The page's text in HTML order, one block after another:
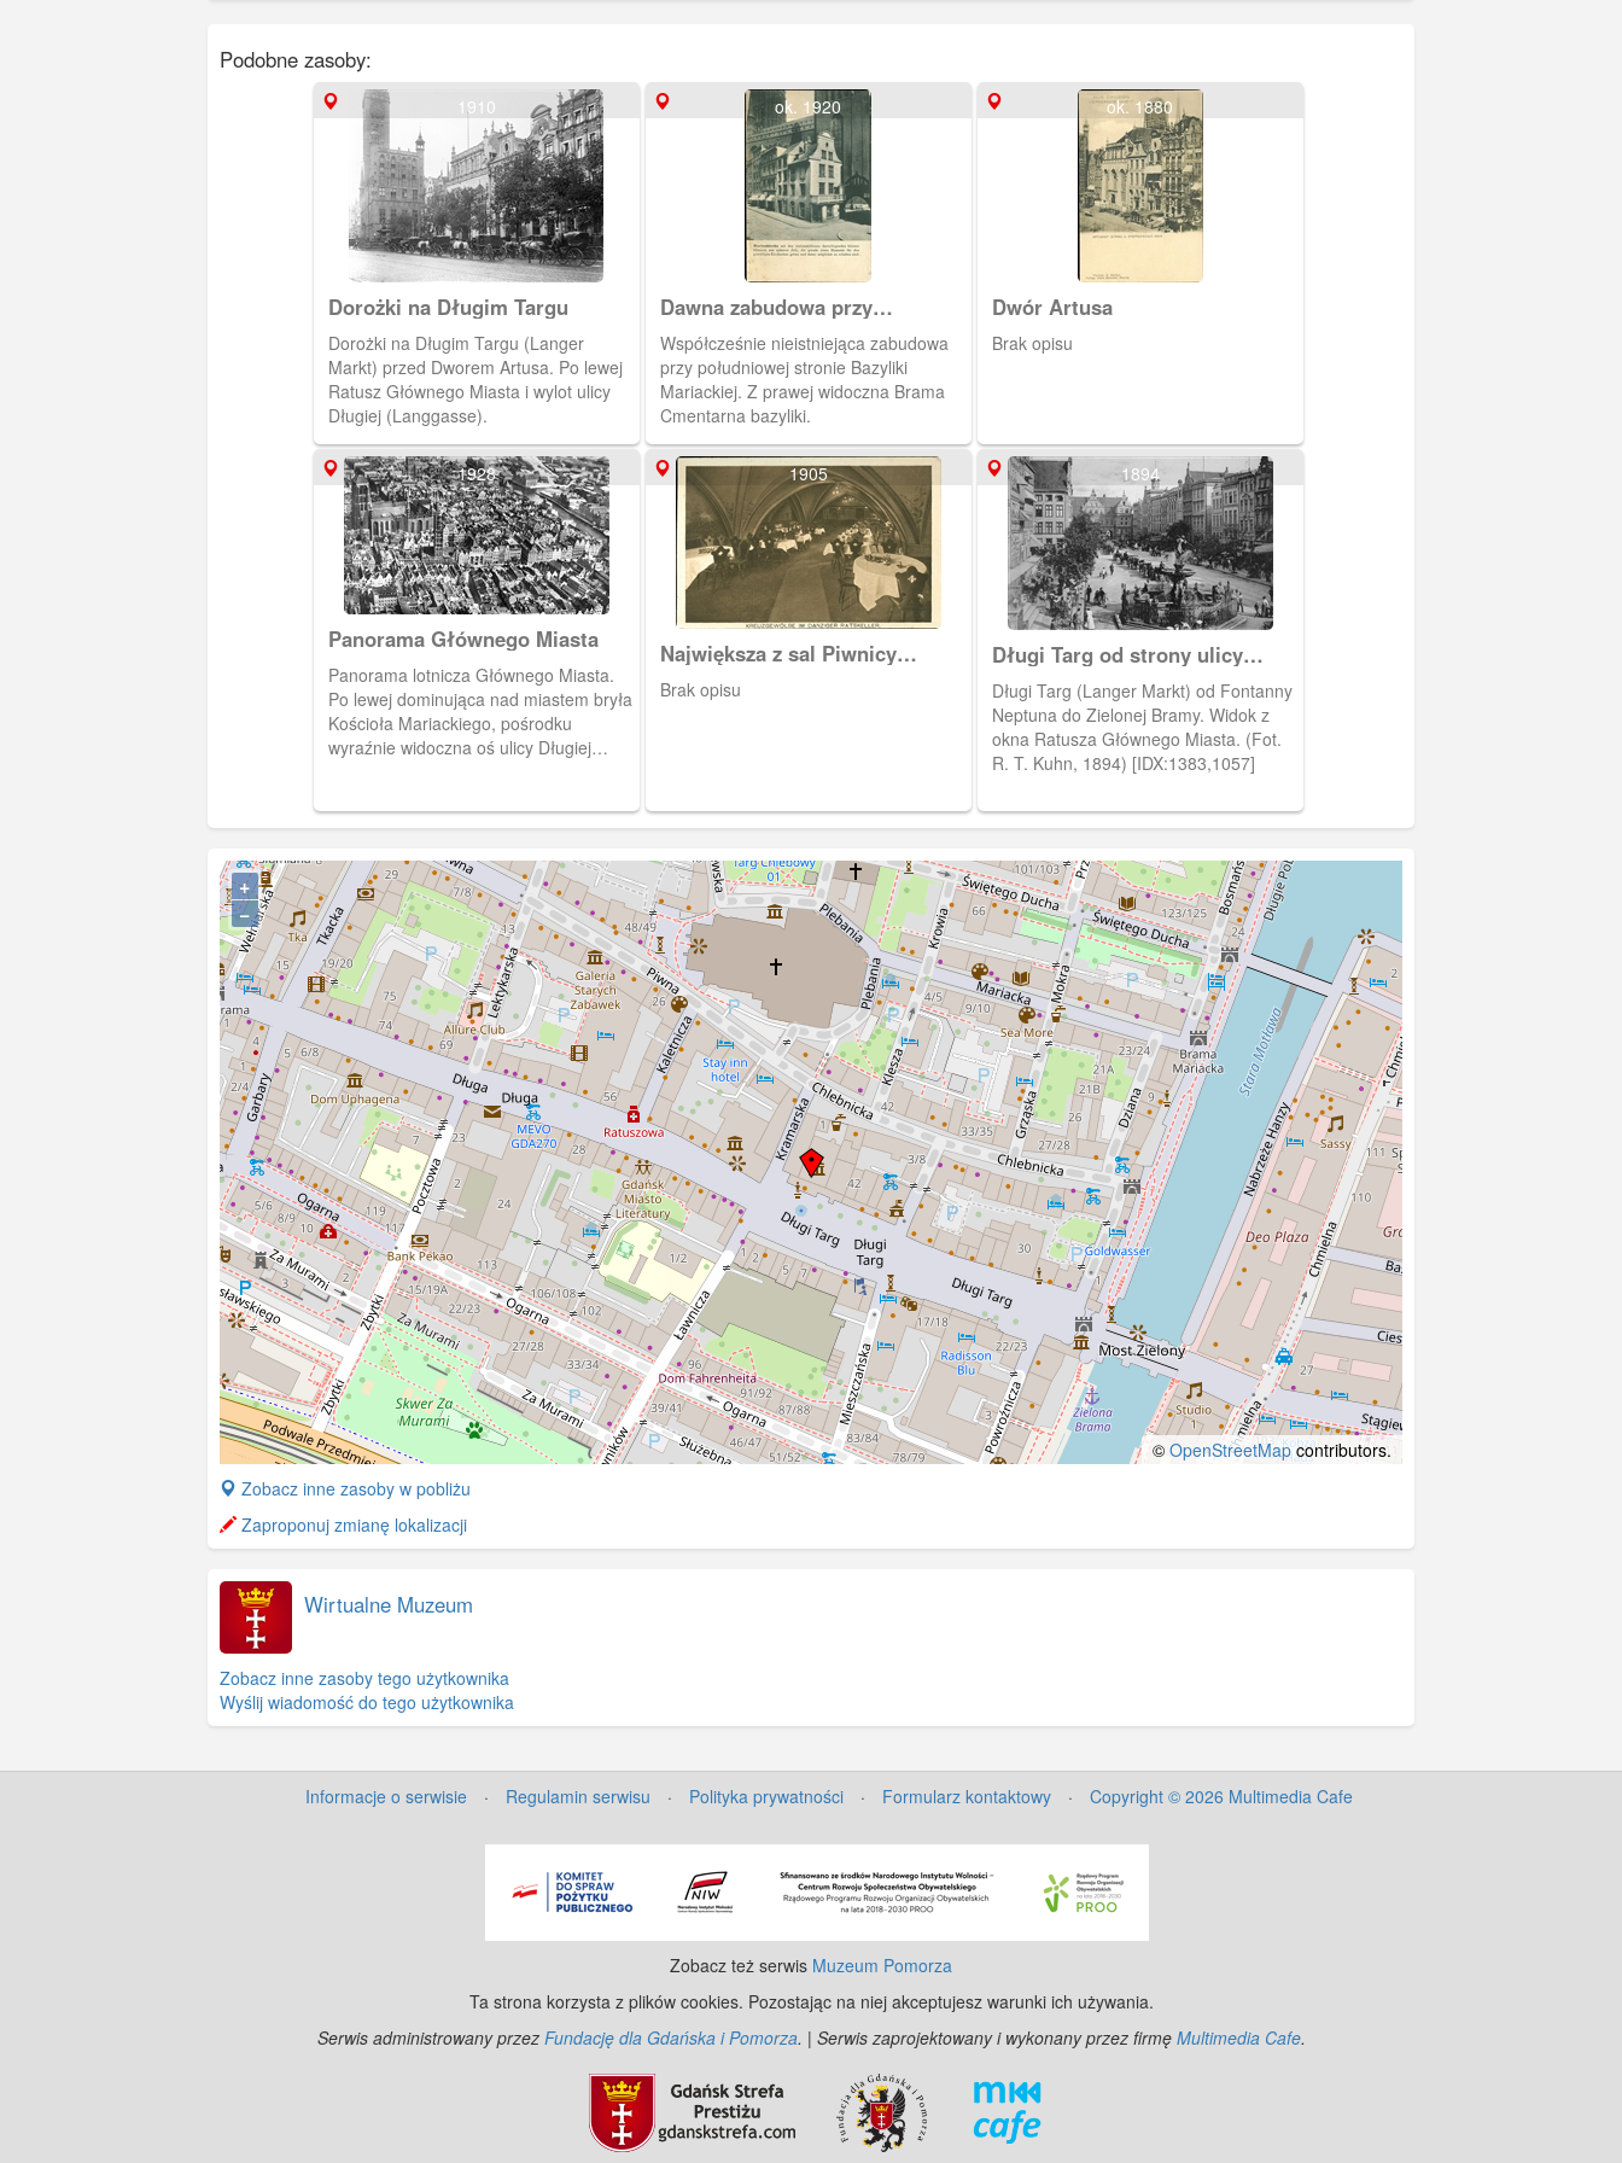
Podobne zasoby:
1910
Dorożki na Długim Targu
Dorożki na Długim Targu (Langer
Markt) przed Dworem Artusa. Po lewej
Ratusz Głównego Miasta i wylot ulicy
Długiej (Langgasse).
ok. 1920
Dawna zabudowa przy
północnej pierzei ul. Piwnej
Współcześnie nieistniejąca zabudowa
przy południowej stronie Bazyliki
Mariackiej. Z prawej widoczna Brama
Cmentarna bazyliki.
ok. 1880
Dwór Artusa
Brak opisu
1928
Panorama Głównego Miasta
Panorama lotnicza Głównego Miasta.
Po lewej dominująca nad miastem bryła
Kościoła Mariackiego, pośrodku
wyraźnie widoczna oś ulicy Długiej
Dworem Artusa. U dołu fragmenty
prawej Motława, północna część Wyspy
Spichrzów (Speicher Insel) i Ołowianka
(Bleihof). Widoczny też jest most na
Kanale na Stępce, łączący Ołowiankę z
Dolnym Miastem. (Ok. 1928)
[IDX:1259,959]
1905
Największa z sal Piwnicy
Rajców.
Brak opisu
1894
Długi Targ od strony ulicy
Długiej
Długi Targ (Langer Markt) od Fontanny
Neptuna do Zielonej Bramy. Widok z
okna Ratusza Głównego Miasta. (Fot.
R. T. Kuhn, 1894) [IDX:1383,1057]
+
−
© OpenStreetMapcontributors.
+
−
© OpenStreetMapcontributors.
Zobacz inne zasoby w pobliżu
Zaproponuj zmianę lokalizacji
Wirtualne Muzeum
Zobacz inne zasoby tego użytkownika
Wyślij wiadomość do tego użytkownika
Informacje o serwisie · Regulamin serwisu · Polityka prywatności · Formularz kontaktowy · Copyright © 2026 Multimedia Cafe
Zobacz też serwis Muzeum Pomorza
Ta strona korzysta z plików cookies. Pozostając na niej akceptujesz warunki ich używania.
Serwis administrowany przez Fundację dla Gdańska i Pomorza. | Serwis zaprojektowany i wykonany przez firmę Multimedia Cafe.